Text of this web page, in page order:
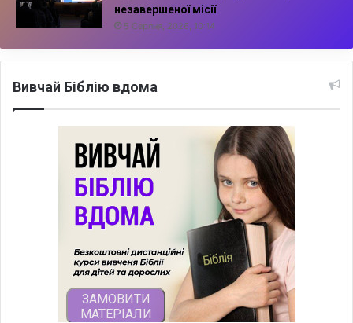
незавершеної місії
5 Серпня, 2026, 10:14
Вивчай Біблію вдома